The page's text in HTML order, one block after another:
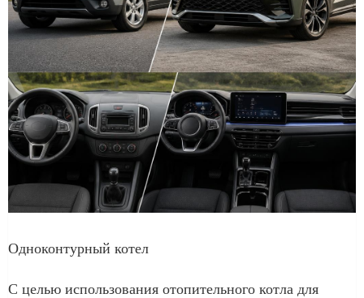
Одноконтурный котел
С целью использования отопительного котла для